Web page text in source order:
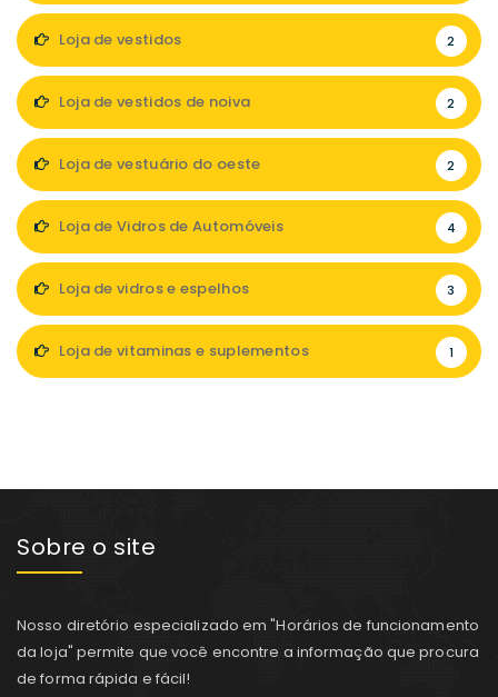
Loja de vestidos 2
Loja de vestidos de noiva 2
Loja de vestuário do oeste 2
Loja de Vidros de Automóveis 4
Loja de vidros e espelhos 3
Loja de vitaminas e suplementos 1
Sobre o site
Nosso diretório especializado em "Horários de funcionamento
da loja" permite que você encontre a informação que procura
de forma rápida e fácil!